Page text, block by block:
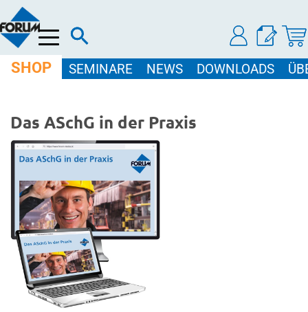
Menü
SHOP SEMINARE NEWS DOWNLOADS
Das ASchG in der Praxis